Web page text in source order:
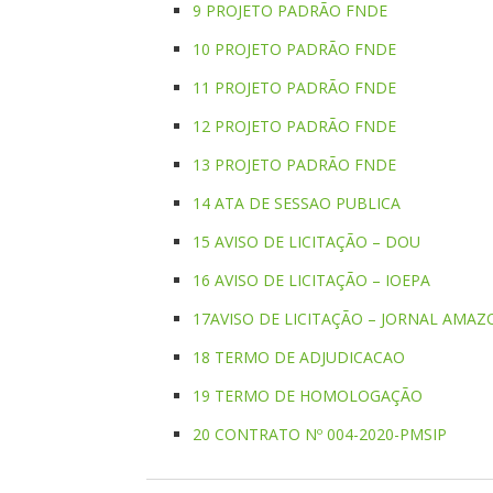
9 PROJETO PADRÃO FNDE
10 PROJETO PADRÃO FNDE
11 PROJETO PADRÃO FNDE
12 PROJETO PADRÃO FNDE
13 PROJETO PADRÃO FNDE
14 ATA DE SESSAO PUBLICA
15 AVISO DE LICITAÇÃO – DOU
16 AVISO DE LICITAÇÃO – IOEPA
17AVISO DE LICITAÇÃO – JORNAL
18 TERMO DE ADJUDICACAO
19 TERMO DE HOMOLOGAÇÃO
20 CONTRATO Nº 004-2020-PMSIP